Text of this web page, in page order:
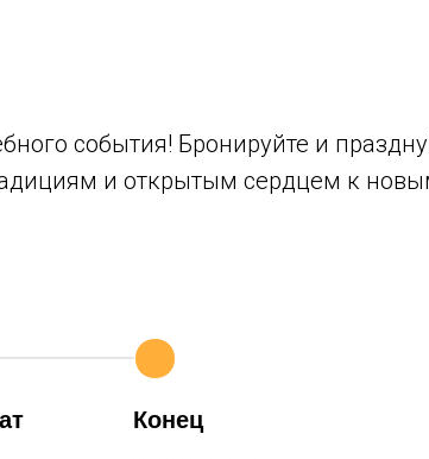
события! Бронируйте и
и открытым сердцем к
Конец